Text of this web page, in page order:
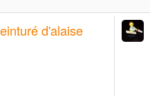
d'alaise